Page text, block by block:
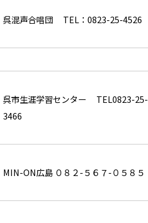
呉混声合唱団 TEL：0823-25-4526
呉市生涯学習センター TEL0823-25-
3466
MIN-ON広島 ０８２-５６７-０５８５